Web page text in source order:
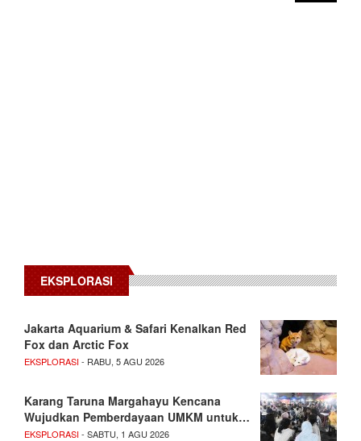
EKSPLORASI
Jakarta Aquarium & Safari Kenalkan Red
Fox dan Arctic Fox
EKSPLORASI- RABU, 5 AGU 2026
Karang Taruna Margahayu Kencana
Wujudkan Pemberdayaan UMKM untuk…
EKSPLORASI- SABTU, 1 AGU 2026